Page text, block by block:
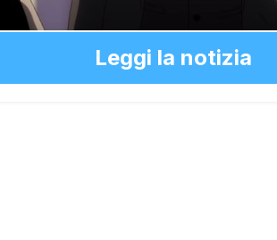
Leggi la notizia